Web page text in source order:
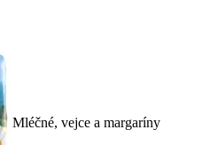
Mléčné, vejce a margaríny